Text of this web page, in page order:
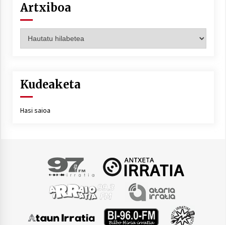
Artxiboa
Kudeaketa
Hasi saioa